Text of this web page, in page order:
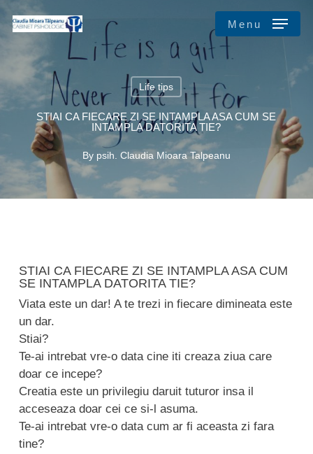
Skip
to
content
Menu
Life tips
STIAI CA FIECARE ZI SE INTAMPLA ASA CUM SE
INTAMPLA DATORITA TIE?
By psih. Claudia Mioara Talpeanu
STIAI CA FIECARE ZI SE INTAMPLA ASA CUM
SE INTAMPLA DATORITA TIE?
Viata este un dar! A te trezi in fiecare dimineata este
un dar.
Stiai?
Te-ai intrebat vre-o data cine iti creaza ziua care
doar ce incepe?
Creatia este un privilegiu daruit tuturor insa il
acceseaza doar cei ce si-l asuma.
Te-ai intrebat vre-o data cum ar fi aceasta zi fara
tine?